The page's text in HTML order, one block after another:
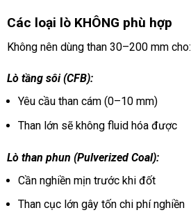
Các loại lò KHÔNG phù hợp
Không nên dùng than 30–200 mm cho:
Lò tầng sôi (CFB):
Yêu cầu than cám (0–10 mm)
Than lớn sẽ không fluid hóa được
Lò than phun (Pulverized Coal):
Cần nghiền mịn trước khi đốt
Than cục lớn gây tốn chi phí nghiền